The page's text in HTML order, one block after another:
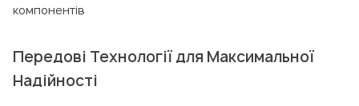
компонентів
Передові Технології для Максимальної
Надійності